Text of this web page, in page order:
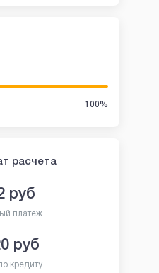
100%
расчета
руб
платеж
руб
кредиту